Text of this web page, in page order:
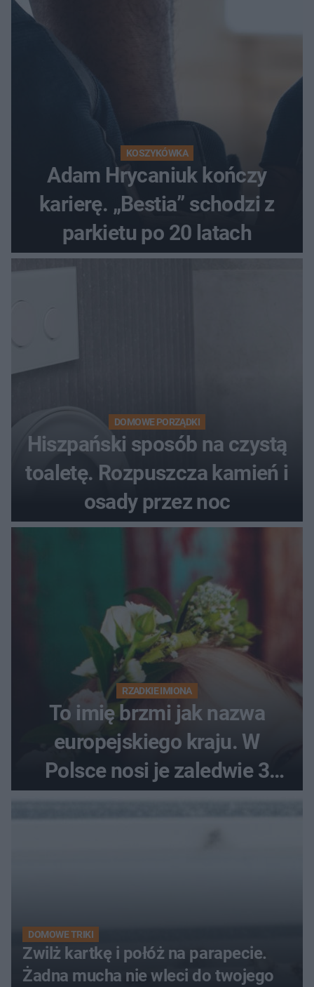
KOSZYKÓWKA
Adam Hrycaniuk kończy
karierę. „Bestia” schodzi z
parkietu po 20 latach
DOMOWE PORZĄDKI
Hiszpański sposób na czystą
toaletę. Rozpuszcza kamień i
osady przez noc
RZADKIE IMIONA
To imię brzmi jak nazwa
europejskiego kraju. W
Polsce nosi je zaledwie 3
DOMOWE TRIKI
Zwilż kartkę i połóż na parapecie.
Żadna mucha nie wleci do twojego